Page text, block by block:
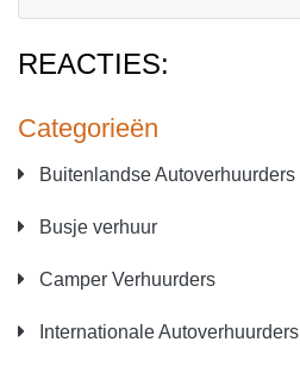
Categorieën
Buitenlandse Autoverhuurders
Busje verhuur
Camper Verhuurders
Internationale Autoverhuurders
REACTIES: